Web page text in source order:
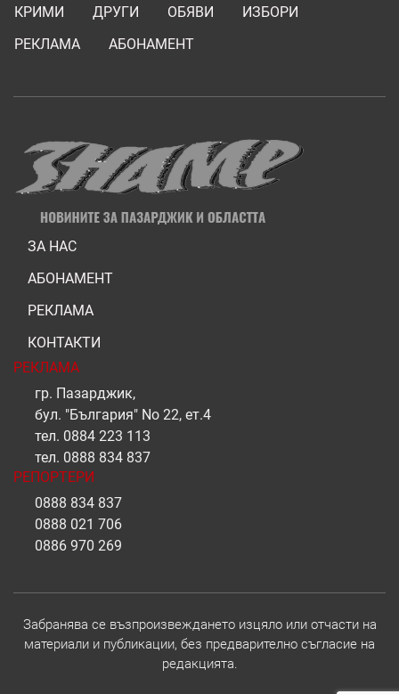
КРИМИ
ДРУГИ ОБЯВИ
ИЗБОРИ
РЕКЛАМА
АБОНАМЕНТ
ЗА НАС
АБОНАМЕНТ
РЕКЛАМА
КОНТАКТИ
РЕКЛАМА
гр. Пазарджик,
бул. "България" No 22, ет.4
тел. 0884 223 113
тел. 0888 834 837
РЕПОРТЕРИ
0888 834 837
0888 021 706
0886 970 269
Забранява се възпроизвеждането изцяло или отчасти на
материали и публикации, без предварително съгласие на
редакцията.